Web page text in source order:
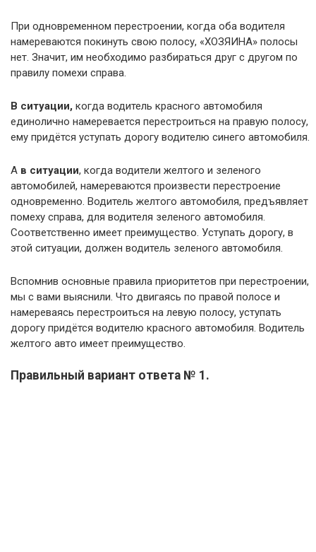
При одновременном перестроении, когда оба водителя
намереваются покинуть свою полосу, «ХОЗЯИНА» полосы
нет. Значит, им необходимо разбираться друг с другом по
правилу помехи справа.
В ситуации, когда водитель красного автомобиля
единолично намеревается перестроиться на правую полосу,
ему придётся уступать дорогу водителю синего автомобиля.
А в ситуации, когда водители желтого и зеленого
автомобилей, намереваются произвести перестроение
одновременно. Водитель желтого автомобиля, предъявляет
помеху справа, для водителя зеленого автомобиля.
Соответственно имеет преимущество. Уступать дорогу, в
этой ситуации, должен водитель зеленого автомобиля.
Вспомнив основные правила приоритетов при перестроении,
мы с вами выяснили. Что двигаясь по правой полосе и
намереваясь перестроиться на левую полосу, уступать
дорогу придётся водителю красного автомобиля. Водитель
желтого авто имеет преимущество.
Правильный вариант ответа № 1.